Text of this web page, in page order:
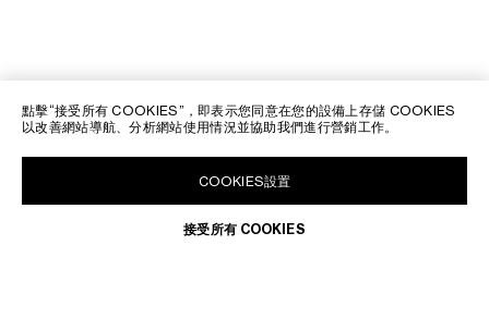
點擊“接受所有 COOKIES”，即表示您同意在您的設備上存儲 COOKIES
以改善網站導航、分析網站使用情況並協助我們進行營銷工作。
接受所有 COOKIES
COOKIES設置